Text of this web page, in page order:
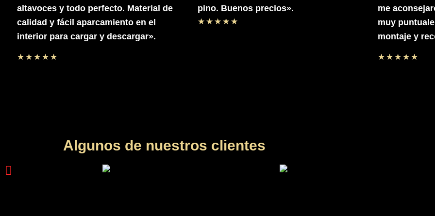
altavoces y todo perfecto. Material de
calidad y fácil aparcamiento en el
interior para cargar y descargar».
☆ ☆ ☆ ☆ ☆
pino. Buenos precios».
☆ ☆ ☆ ☆ ☆
me
muy
montaje y
☆ ☆ ☆ ☆ ☆
Algunos de nuestros clientes